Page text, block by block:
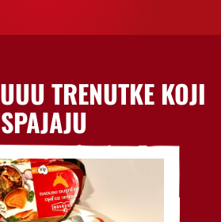
TRENUTKE KOJI
SPAJAJU